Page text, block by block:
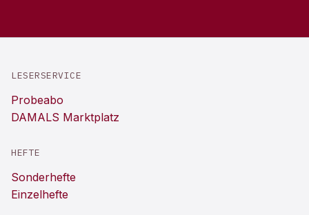
LESERSERVICE
Probeabo
DAMALS Marktplatz
HEFTE
Sonderhefte
Einzelhefte